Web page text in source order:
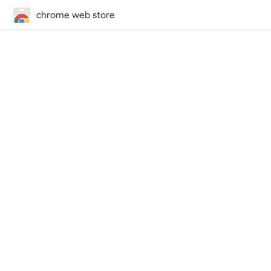
chrome web store